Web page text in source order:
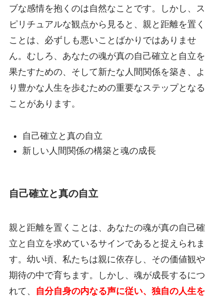
ブな感情を抱くのは自然なことです。しかし、ス
ピリチュアルな観点から見ると、親と距離を置く
ことは、必ずしも悪いことばかりではありませ
ん。むしろ、あなたの魂が真の自己確立と自立を
果たすための、そして新たな人間関係を築き、よ
り豊かな人生を歩むための重要なステップとなる
ことがあります。
自己確立と真の自立
新しい人間関係の構築と魂の成長
自己確立と真の自立
親と距離を置くことは、あなたの魂が真の自己確
立と自立を求めているサインであると捉えられま
す。幼い頃、私たちは親に依存し、その価値観や
期待の中で育ちます。しかし、魂が成長するにつ
れて、
自分自身の内なる声に従い、独自の人生を